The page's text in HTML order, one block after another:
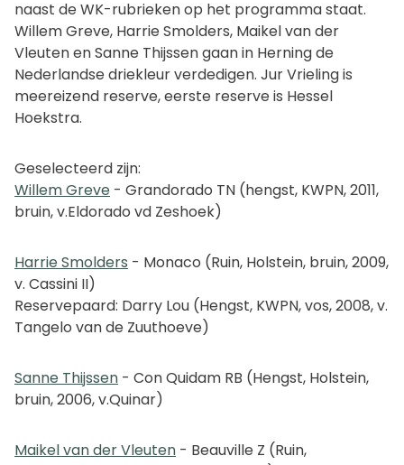
naast de WK-rubrieken op het programma staat.
Willem Greve, Harrie Smolders, Maikel van der
Vleuten en Sanne Thijssen gaan in Herning de
Nederlandse driekleur verdedigen. Jur Vrieling is
meereizend reserve, eerste reserve is Hessel
Hoekstra.
Geselecteerd zijn:
Willem Greve - Grandorado TN (hengst, KWPN, 2011,
bruin, v.Eldorado vd Zeshoek)
Harrie Smolders - Monaco (Ruin, Holstein, bruin, 2009,
v. Cassini II)
Reservepaard: Darry Lou (Hengst, KWPN, vos, 2008, v.
Tangelo van de Zuuthoeve)
Sanne Thijssen - Con Quidam RB (Hengst, Holstein,
bruin, 2006, v.Quinar)
Maikel van der Vleuten - Beauville Z (Ruin,